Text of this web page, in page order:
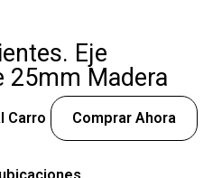
Eje
25mm Madera
Carro Comprar Ahora